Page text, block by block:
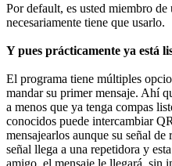
Por default, es usted miembro
necesariamente tiene que usarlo.
Y pues prácticamente ya está
El programa tiene múltiples
mandar su primer mensaje. Ahí
a menos que ya tenga compas
conocidos puede intercambiar
mensajearlos aunque su señal
señal llega a una repetidora y
amigo, el mensaje le llegará, sin